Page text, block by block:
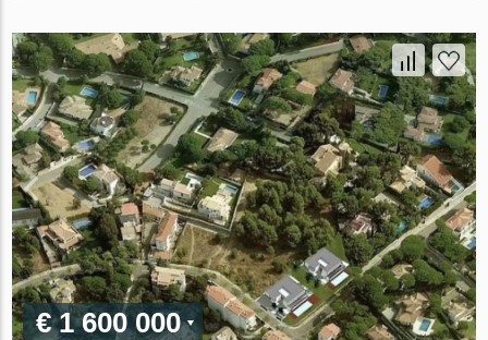
€ 1 600 000